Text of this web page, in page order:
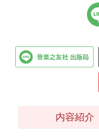
内容紹介